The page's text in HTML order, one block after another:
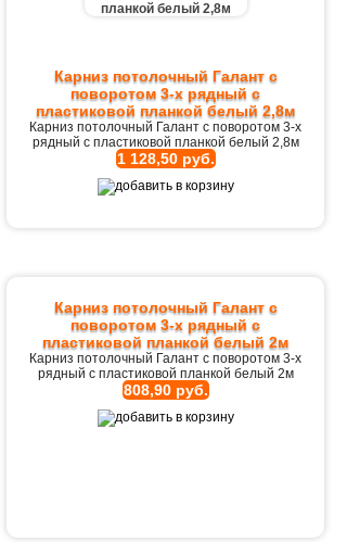
Карниз потолочный Галант с
поворотом 3-х рядный с
пластиковой планкой белый 2,8м
Карниз потолочный Галант с поворотом 3-х
рядный с пластиковой планкой белый 2,8м
1 128,50 руб.
Карниз потолочный Галант с
поворотом 3-х рядный с
пластиковой планкой белый 2м
Карниз потолочный Галант с поворотом 3-х
рядный с пластиковой планкой белый 2м
808,90 руб.